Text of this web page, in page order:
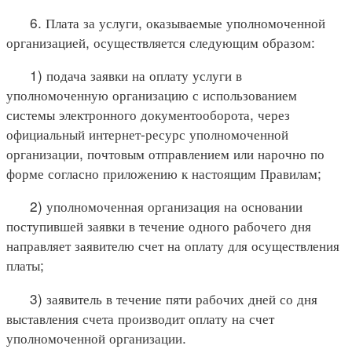
6. Плата за услуги, оказываемые уполномоченной
организацией, осуществляется следующим образом:
1) подача заявки на оплату услуги в
уполномоченную организацию с использованием
системы электронного документооборота, через
официальный интернет-ресурс уполномоченной
организации, почтовым отправлением или нарочно по
форме согласно приложению к настоящим Правилам;
2) уполномоченная организация на основании
поступившей заявки в течение одного рабочего дня
направляет заявителю счет на оплату для осуществления
платы;
3) заявитель в течение пяти рабочих дней со дня
выставления счета производит оплату на счет
уполномоченной организации.